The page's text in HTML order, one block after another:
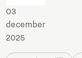
03
december
2025